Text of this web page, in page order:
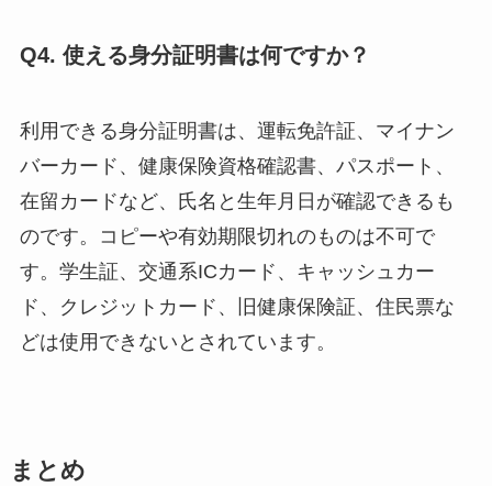
Q4. 使える身分証明書は何ですか？
利用できる身分証明書は、運転免許証、マイナン
バーカード、健康保険資格確認書、パスポート、
在留カードなど、氏名と生年月日が確認できるも
のです。コピーや有効期限切れのものは不可で
す。学生証、交通系ICカード、キャッシュカー
ド、クレジットカード、旧健康保険証、住民票な
どは使用できないとされています。
まとめ